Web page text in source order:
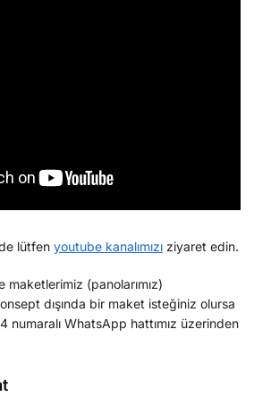
lütfen youtube kanalımızı ziyaret edin.
maketlerimiz (panolarımız)
dışında bir maket isteğiniz olursa
WhatsApp hattımız üzerinden